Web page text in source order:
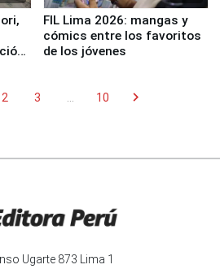
FIL Lima 2026: mangas y
cómics entre los favoritos
de los jóvenes
2 3 10 chevron_right
Ugarte 873 Lima 1